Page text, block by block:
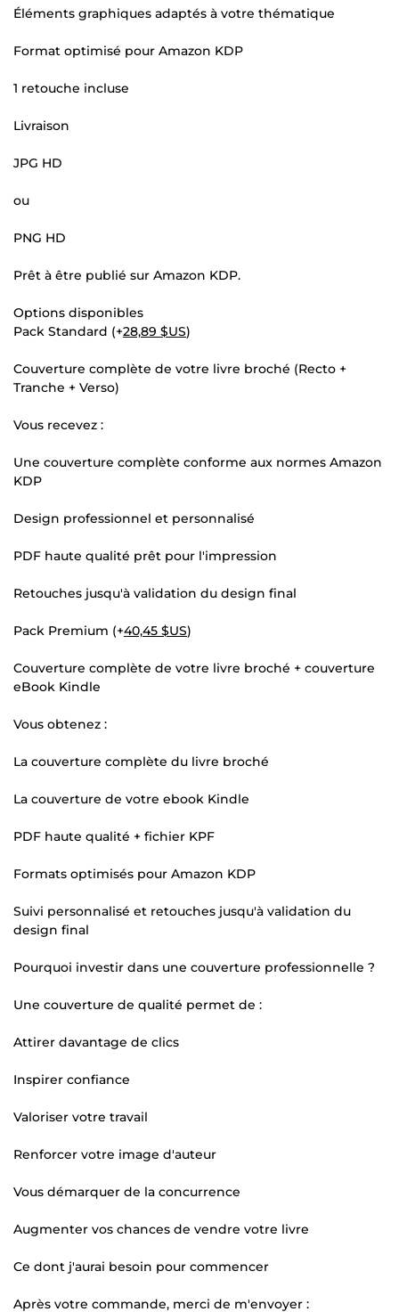
Éléments graphiques adaptés à votre thématique
Format optimisé pour Amazon KDP
1 retouche incluse
Livraison
JPG HD
ou
PNG HD
Prêt à être publié sur Amazon KDP.
Options disponibles
Pack Standard (+28,89 $US)
Couverture complète de votre livre broché (Recto +
Tranche + Verso)
Vous recevez :
Une couverture complète conforme aux normes Amazon
KDP
Design professionnel et personnalisé
PDF haute qualité prêt pour l'impression
Retouches jusqu'à validation du design final
Pack Premium (+40,45 $US)
Couverture complète de votre livre broché + couverture
eBook Kindle
Vous obtenez :
La couverture complète du livre broché
La couverture de votre ebook Kindle
PDF haute qualité + fichier KPF
Formats optimisés pour Amazon KDP
Suivi personnalisé et retouches jusqu'à validation du
design final
Pourquoi investir dans une couverture professionnelle ?
Une couverture de qualité permet de :
Attirer davantage de clics
Inspirer confiance
Valoriser votre travail
Renforcer votre image d'auteur
Vous démarquer de la concurrence
Augmenter vos chances de vendre votre livre
Ce dont j'aurai besoin pour commencer
Après votre commande, merci de m'envoyer :